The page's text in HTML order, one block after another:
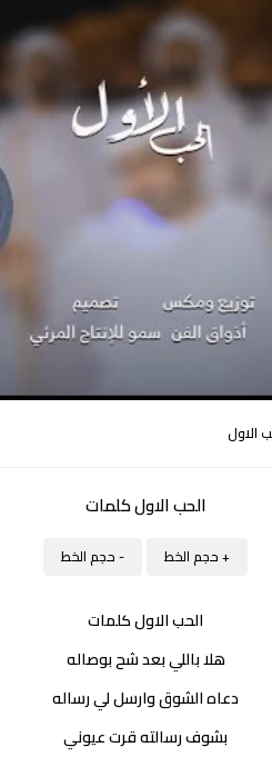
الاول
الحب الاول كلمات
+ حجم الخط - حجم الخط
الحب الاول كلمات
هلا باللي بعد شح بوصاله
دعاه الشوق وارسل لي رساله
بشوف رسالته قرت عيوني